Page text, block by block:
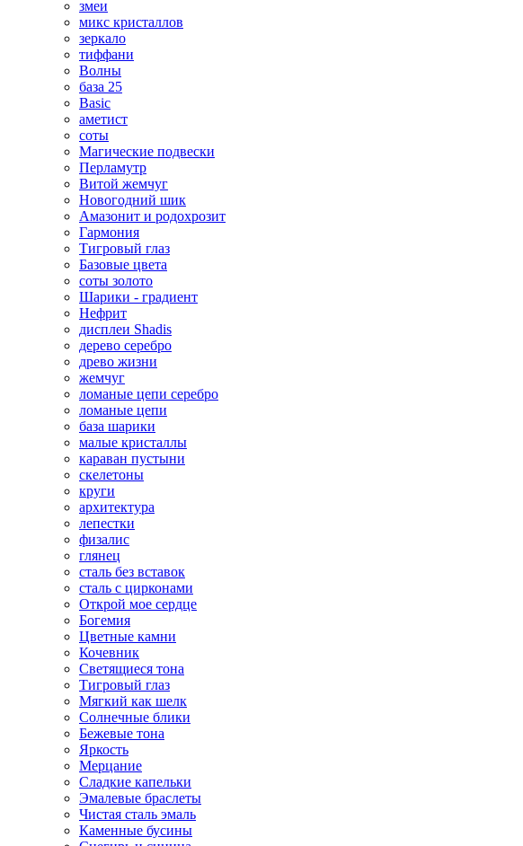
змеи
микс кристаллов
зеркало
тиффани
Волны
база 25
Basic
аметист
соты
Магические подвески
Перламутр
Витой жемчуг
Новогодний шик
Амазонит и родохрозит
Гармония
Тигровый глаз
Базовые цвета
соты золото
Шарики - градиент
Нефрит
дисплеи Shadis
дерево серебро
древо жизни
жемчуг
ломаные цепи серебро
ломаные цепи
база шарики
малые кристаллы
караван пустыни
скелетоны
круги
архитектура
лепестки
физалис
глянец
сталь без вставок
сталь с цирконами
Открой мое сердце
Богемия
Цветные камни
Кочевник
Светящиеся тона
Тигровый глаз
Мягкий как шелк
Солнечные блики
Бежевые тона
Яркость
Мерцание
Сладкие капельки
Эмалевые браслеты
Чистая сталь эмаль
Каменные бусины